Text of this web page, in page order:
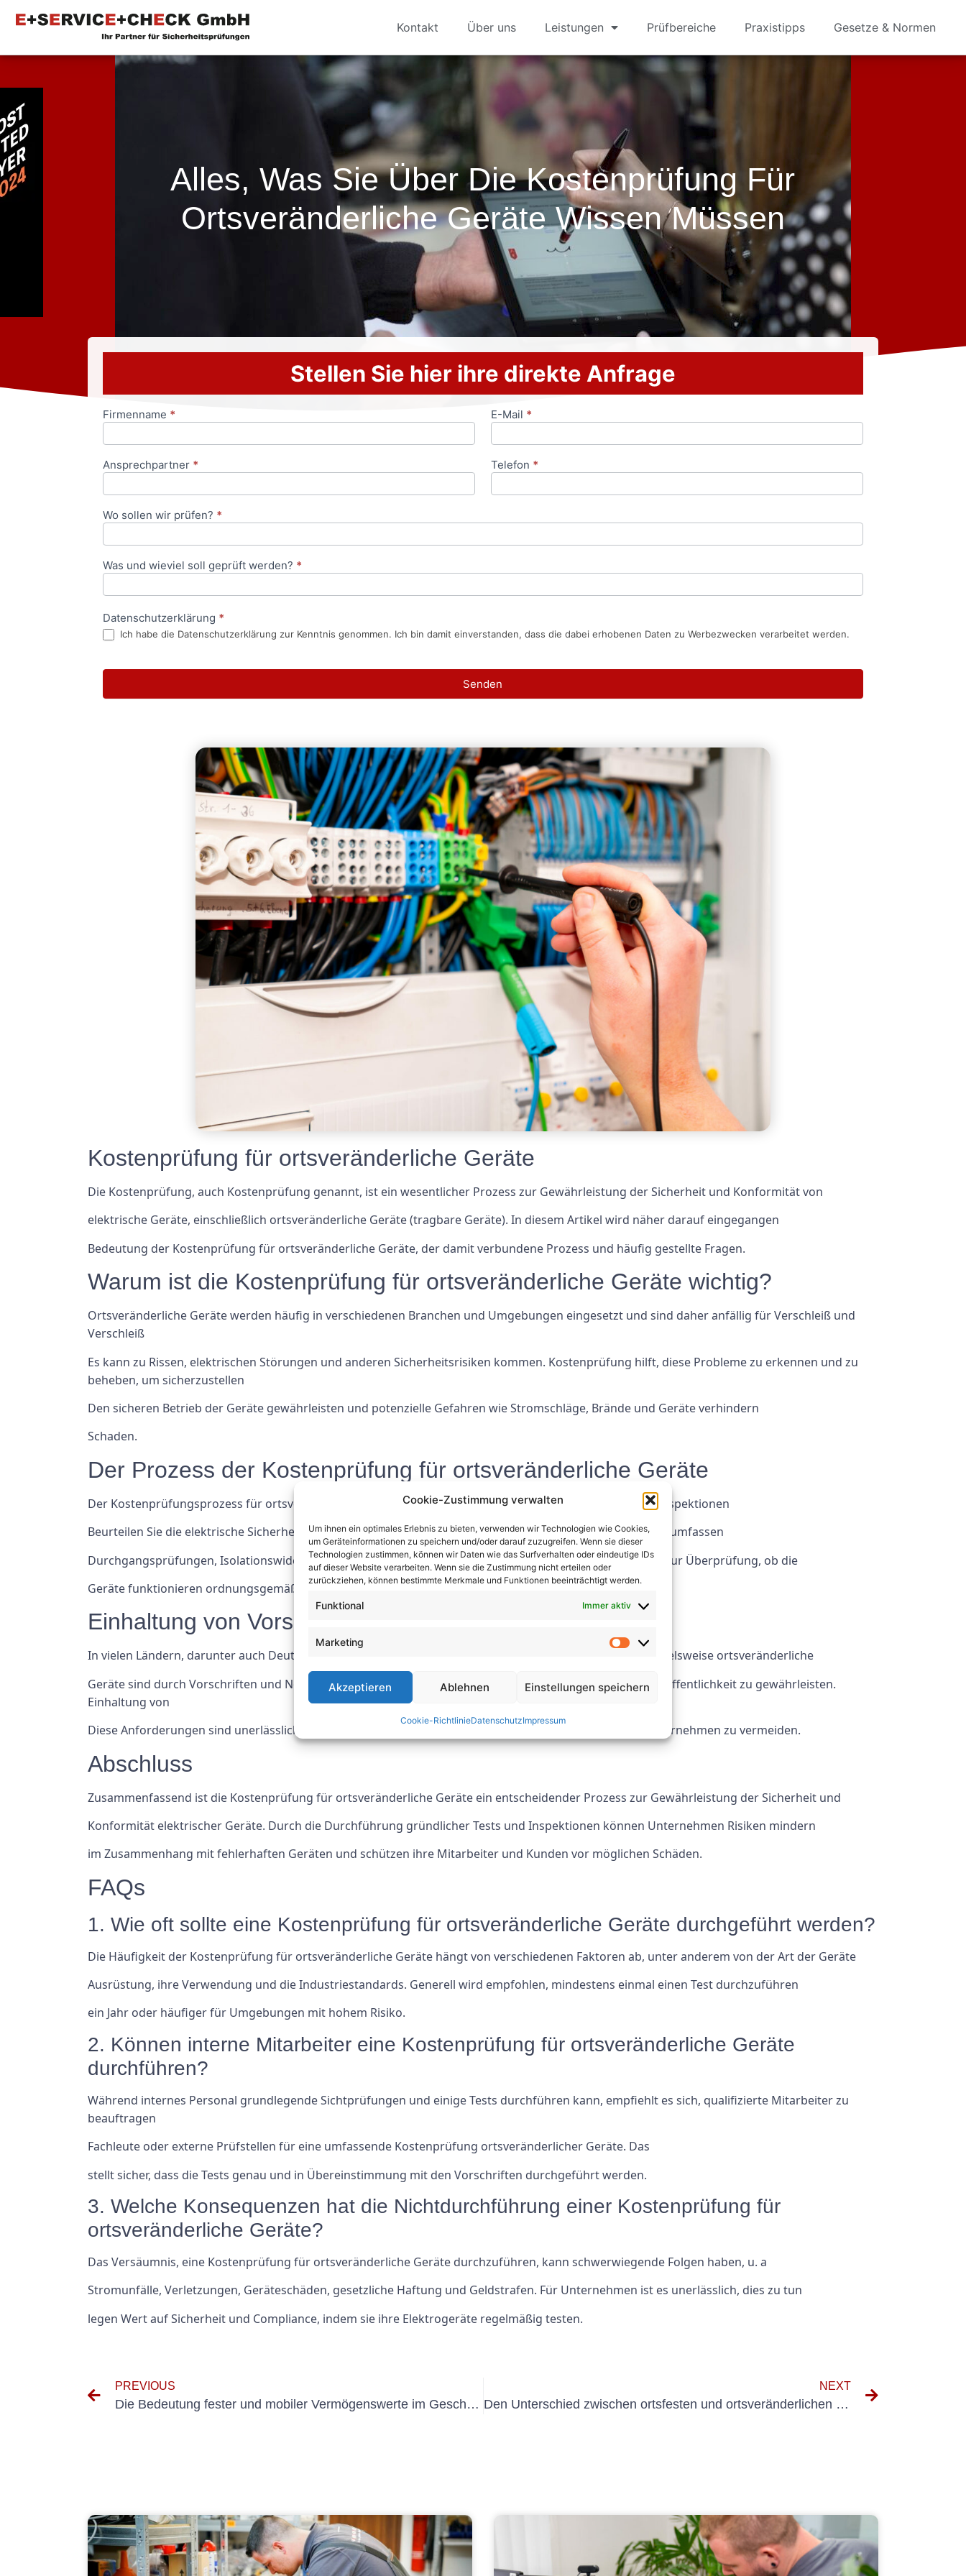
Cookie-Zustimmung verwalten
Um ihnen ein optimales Erlebnis zu bieten, verwenden wir Technologien wie Cookies,
um Geräteinformationen zu speichern und/oder darauf zuzugreifen. Wenn sie dieser
Technologien zustimmen, können wir Daten wie das Surfverhalten oder eindeutige IDs
auf dieser Website verarbeiten. Wenn sie die Zustimmung nicht erteilen oder
zurückziehen, können bestimmte Merkmale und Funktionen beeinträchtigt werden.
Funktional Immer aktiv
Marketing
Akzeptieren Ablehnen Einstellungen speichern
Cookie-RichtlinieDatenschutzImpressum
Kontakt Über uns Leistungen Prüfbereiche Praxistipps Gesetze & Normen
Alles, Was Sie Über Die Kostenprüfung Für
Ortsveränderliche Geräte Wissen Müssen
Stellen Sie hier ihre direkte Anfrage
Anfrageformular
Firmenname * E-Mail *
Ansprechpartner * Telefon *
Wo sollen wir prüfen? *
Was und wieviel soll geprüft werden? *
Datenschutzerklärung *
Ich habe die Datenschutzerklärung zur Kenntnis genommen. Ich bin damit einverstanden, dass die dabei erhobenen Daten zu Werbezwecken verarbeitet werden.
Senden
Kostenprüfung für ortsveränderliche Geräte
Die Kostenprüfung, auch Kostenprüfung genannt, ist ein wesentlicher Prozess zur Gewährleistung der Sicherheit und Konformität von
elektrische Geräte, einschließlich ortsveränderliche Geräte (tragbare Geräte). In diesem Artikel wird näher darauf eingegangen
Bedeutung der Kostenprüfung für ortsveränderliche Geräte, der damit verbundene Prozess und häufig gestellte Fragen.
Warum ist die Kostenprüfung für ortsveränderliche Geräte wichtig?
Ortsveränderliche Geräte werden häufig in verschiedenen Branchen und Umgebungen eingesetzt und sind daher anfällig für Verschleiß und
Verschleiß
Es kann zu Rissen, elektrischen Störungen und anderen Sicherheitsrisiken kommen. Kostenprüfung hilft, diese Probleme zu erkennen und zu
beheben, um sicherzustellen
Den sicheren Betrieb der Geräte gewährleisten und potenzielle Gefahren wie Stromschläge, Brände und Geräte verhindern
Schaden.
Der Prozess der Kostenprüfung für ortsveränderliche Geräte
Der Kostenprüfungsprozess für ortsveränderliche Geräte umfasst in der Regel eine Reihe von Tests und Inspektionen
Beurteilen Sie die elektrische Sicherheit und Leistung der Geräte. Dies kann Sichtprüfungen und Erdungen umfassen
Durchgangsprüfungen, Isolationswiderstandsprüfungen, Leckstromprüfungen und Funktionsprüfungen zur Überprüfung, ob die
Geräte funktionieren ordnungsgemäß.
Einhaltung von Vorschriften und Standards
In vielen Ländern, darunter auch Deutschland, ist die Prüfung und Zertifizierung elektrischer Geräte beispielsweise ortsveränderliche
Geräte sind durch Vorschriften und Normen dazu verpflichtet, die Sicherheit von Arbeitnehmern und der Öffentlichkeit zu gewährleisten.
Einhaltung von
Diese Anforderungen sind unerlässlich, um Strafen, rechtliche Probleme und Reputationsschäden für Unternehmen zu vermeiden.
Abschluss
Zusammenfassend ist die Kostenprüfung für ortsveränderliche Geräte ein entscheidender Prozess zur Gewährleistung der Sicherheit und
Konformität elektrischer Geräte. Durch die Durchführung gründlicher Tests und Inspektionen können Unternehmen Risiken mindern
im Zusammenhang mit fehlerhaften Geräten und schützen ihre Mitarbeiter und Kunden vor möglichen Schäden.
FAQs
1. Wie oft sollte eine Kostenprüfung für ortsveränderliche Geräte durchgeführt werden?
Die Häufigkeit der Kostenprüfung für ortsveränderliche Geräte hängt von verschiedenen Faktoren ab, unter anderem von der Art der Geräte
Ausrüstung, ihre Verwendung und die Industriestandards. Generell wird empfohlen, mindestens einmal einen Test durchzuführen
ein Jahr oder häufiger für Umgebungen mit hohem Risiko.
2. Können interne Mitarbeiter eine Kostenprüfung für ortsveränderliche Geräte
durchführen?
Während internes Personal grundlegende Sichtprüfungen und einige Tests durchführen kann, empfiehlt es sich, qualifizierte Mitarbeiter zu
beauftragen
Fachleute oder externe Prüfstellen für eine umfassende Kostenprüfung ortsveränderlicher Geräte. Das
stellt sicher, dass die Tests genau und in Übereinstimmung mit den Vorschriften durchgeführt werden.
3. Welche Konsequenzen hat die Nichtdurchführung einer Kostenprüfung für
ortsveränderliche Geräte?
Das Versäumnis, eine Kostenprüfung für ortsveränderliche Geräte durchzuführen, kann schwerwiegende Folgen haben, u. a
Stromunfälle, Verletzungen, Geräteschäden, gesetzliche Haftung und Geldstrafen. Für Unternehmen ist es unerlässlich, dies zu tun
legen Wert auf Sicherheit und Compliance, indem sie ihre Elektrogeräte regelmäßig testen.
PREVIOUS
Die Bedeutung fester und mobiler Vermögenswerte im Geschäftsbetrieb verstehen
NEXT
Den Unterschied zwischen ortsfesten und ortsveränderlichen elektrischen Betriebsmitteln verstehen